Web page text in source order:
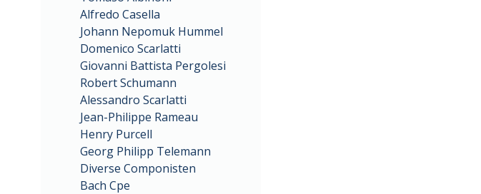
Alfredo Casella
Johann Nepomuk Hummel
Domenico Scarlatti
Giovanni Battista Pergolesi
Robert Schumann
Alessandro Scarlatti
Jean-Philippe Rameau
Henry Purcell
Georg Philipp Telemann
Diverse Componisten
Bach Cpe